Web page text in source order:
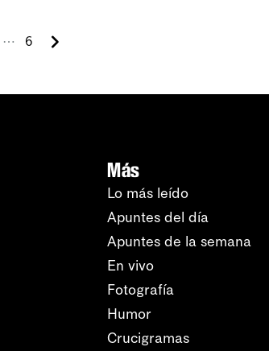
⋯ 6
Más
Lo más leído
Apuntes del día
Apuntes de la semana
En vivo
Fotografía
Humor
Crucigramas